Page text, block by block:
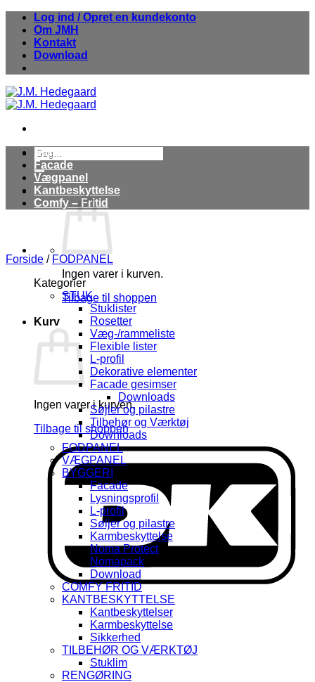
Fortsæt
indhold
Log ind / Opret en kundekonto
Om JMH
Kontakt
Download
Søg
efter:
Ingen varer i kurven.
Tilbage til shoppen
Kurv
Ingen varer i kurven.
Tilbage til shoppen
Stuk
Facade
Vægpanel
Kantbeskyttelse
Comfy – Fritid
Forside / FODPANEL
Kategorier
STUK
Stuklister
Rosetter
Væg-/rammeliste
Flexible lister
L-profil
Dekorative elementer
Facade gesimser
Downloads
Søjler og pilastre
Tilbehør og Værktøj
Downloads
FODPANEL
VÆGPANEL
BYGGERI
Facade
Lysningsprofil
L-profil
Søljer og pilastre
Karmbeskyttelse
Noma Protect
Nomapack
Download
COMFY FRITID
KANTBESKYTTELSE
Kantbeskyttelser
Karmbeskyttelse
Sikkerhed
TILBEHØR OG VÆRKTØJ
Stuklim
RENGØRING